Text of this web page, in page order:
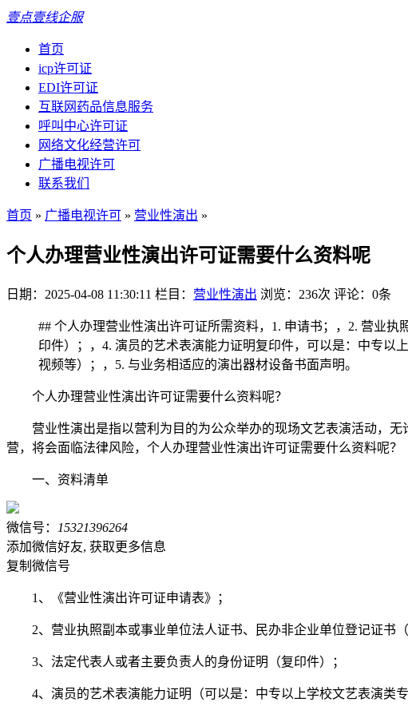
壹点壹线企服
首页
icp许可证
EDI许可证
互联网药品信息服务
呼叫中心许可证
网络文化经营许可
广播电视许可
联系我们
首页 » 广播电视许可 » 营业性演出 »
个人办理营业性演出许可证需要什么资料呢
日期：2025-04-08 11:30:11 栏目： 营业性演出 浏览：236次 评论：0条
## 个人办理营业性演出许可证所需资料，1. 申请书；，2. 营业
印件）；，4. 演员的艺术表演能力证明复印件，可以是：中专
视频等）；，5. 与业务相适应的演出器材设备书面声明。
个人办理营业性演出许可证需要什么资料呢？
营业性演出是指以营利为目的为公众举办的现场文艺表演活动，
营，将会面临法律风险，个人办理营业性演出许可证需要什么资料呢？
一、资料清单
微信号：
15321396264
添加微信好友, 获取更多信息
复制微信号
1、《营业性演出许可证申请表》；
2、营业执照副本或事业单位法人证书、民办非企业单位登记证书（
3、法定代表人或者主要负责人的身份证明（复印件）；
4、演员的艺术表演能力证明（可以是：中专以上学校文艺表演类